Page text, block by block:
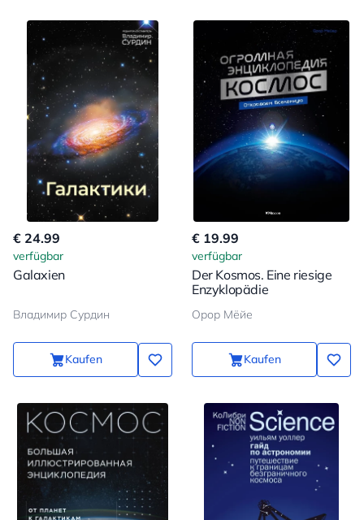
€ 24.99
verfügbar
Galaxien
Владимир Сурдин
Kaufen
€ 19.99
verfügbar
Der Kosmos. Eine riesige
Enzyklopädie
Орор Мёйе
Kaufen